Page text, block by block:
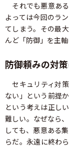
それでも悪意あ
よっては今回のラ
てしまう。その最
んど「防御」を主
防御頼みの対
セキュリティ対
ない」という前提
という考えは正し
難しい。なぜなら
しても、悪意ある
らだ。永遠に終わ